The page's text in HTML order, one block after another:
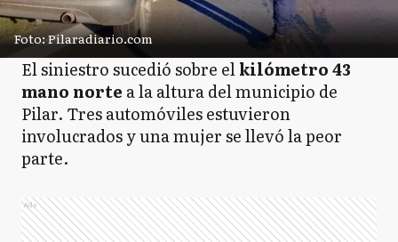
Foto: Pilaradiario.com
El siniestro sucedió sobre elkilómetro 43
mano norte a la altura del municipio de
Pilar. Tres automóviles estuvieron
involucrados y una mujer se llevó la peor
parte.
Ads